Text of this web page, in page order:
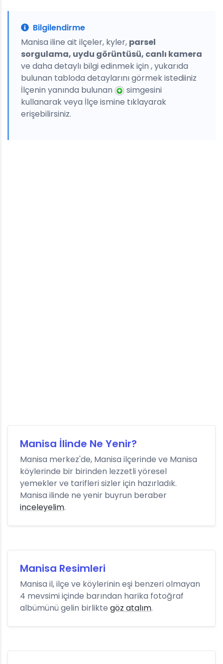
Bilgilendirme
Manisa iline ait ilçeler, kyler, parsel
sorgulama, uydu görüntüsü, canlı kamera
ve daha detaylı bilgi edinmek için , yukarıda
bulunan tabloda detaylarını görmek istediiniz
İlçenin yanında bulunan
simgesini
kullanarak veya İlçe ismine tıklayarak
erişebilirsiniz.
Manisa İlinde Ne Yenir?
Manisa merkez'de, Manisa ilçerinde ve Manisa
köylerinde bir birinden lezzetli yöresel
yemekler ve tarifleri sizler için hazırladık.
Manisa ilinde ne yenir buyrun beraber
inceleyelim.
Manisa Resimleri
Manisa il, ilçe ve köylerinin eşi benzeri olmayan
4 mevsimi içinde barından harika fotoğraf
albümünü gelin birlikte göz atalım.